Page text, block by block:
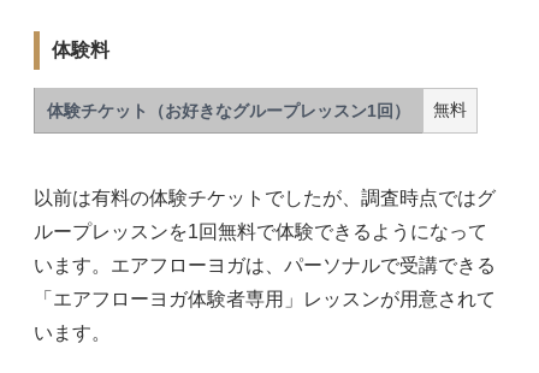
体験料
体験チケット（お好きなグループレッスン1回） 無料
以前は有料の体験チケットでしたが、調査時点ではグ
ループレッスンを1回無料で体験できるようになって
います。エアフローヨガは、パーソナルで受講できる
「エアフローヨガ体験者専用」レッスンが用意されて
います。